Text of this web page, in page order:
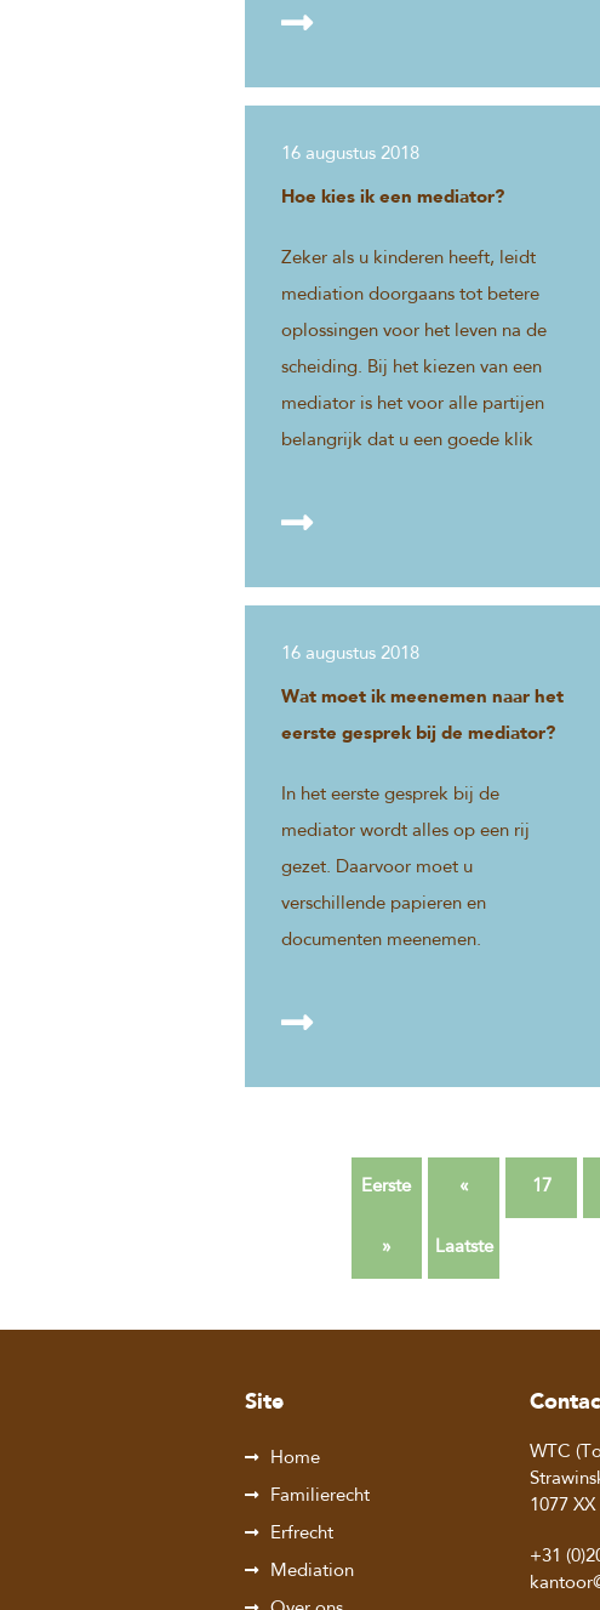
vinden die voor allebei
16 augustus 2018
Hoe kies ik een mediator?
Zeker als u kinderen heeft, leidt
mediation doorgaans tot betere
oplossingen voor het leven na de
scheiding. Bij het kiezen van een
mediator is het voor alle partijen
belangrijk dat u een goede klik
16 augustus 2018
Wat moet ik meenemen naar het
eerste gesprek bij de mediator?
In het eerste gesprek bij de
mediator wordt alles op een rij
gezet. Daarvoor moet u
verschillende papieren en
documenten meenemen.
Eerste « 17
» Laatste
Site
Home
Familierecht
Erfrecht
Mediation
WTC
1077 XX
+31